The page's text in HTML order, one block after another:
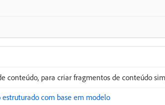
conteúdo, para criar fragmentos de conteúdo
com base em modelo